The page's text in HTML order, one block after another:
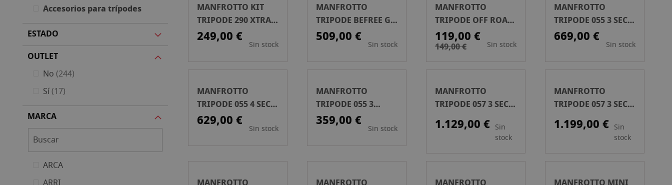
Accesorios para trípodes
ESTADO
OUTLET
No 244
artículos
Sí 17
artículos
MARCA
ARCA
MANFROTTO KIT
TRIPODE 290 XTRA
ROT.BOLA-
249,00 €
Sin stock
MANFROTTO
TRIPODE BEFREE GT
XPRO TWIST LOCK
509,00 €
Sin stock
MANFROTTO
TRIPODE OFF ROAD
ROJO
119,00 €
149,00 € Sin stock
MANFROTTO
TRIPODE 055 3 SECC
FIBRA DE CARBONO
669,00 €
Sin stock
MANFROTTO
TRIPODE 055 4 SECC
FIBRA DE CARBONO
629,00 €
Sin stock
MANFROTTO
TRIPODE 055 3
SECC.ALUMINIO
359,00 €
Sin stock
MANFROTTO
TRIPODE 057 3 SECC
FIBRA DE CARBONO
1.129,00 € Sin
stock
MANFROTTO
TRIPODE 057 3 SECC
COLUM MANIVELA
F.CARBONO
1.199,00 € Sin
stock